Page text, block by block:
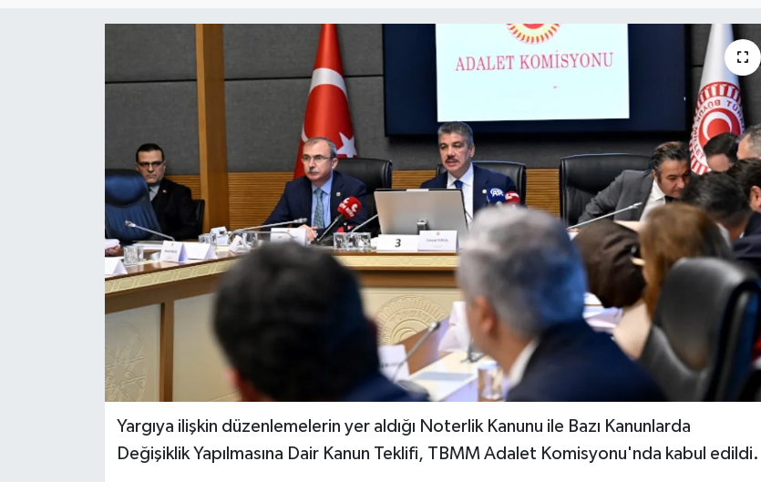
Yargıya ilişkin düzenlemelerin yer aldığı Noterlik Kanunu ile Bazı Kanunlarda
Değişiklik Yapılmasına Dair Kanun Teklifi, TBMM Adalet Komisyonu'nda kabul edildi.
MERKEZ
SAĞLIK
SİYASET
SOLHAN
YAYLADERE
YEDİSU